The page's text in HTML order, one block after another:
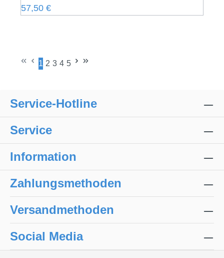
Regulärer Preis:
57,50 €
Seite
1
Seite
2
Seite
3
Seite
4
Seite
5
Service-Hotline
Service
Information
Zahlungsmethoden
Versandmethoden
Social Media